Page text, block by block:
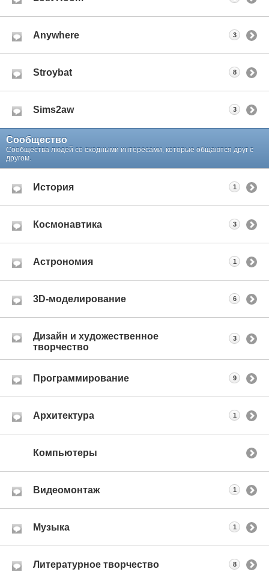
Anywhere 3
Stroybat 8
Sims2aw 3
Сообщество
Сообщества людей со сходными интересами, которые общаются друг с
другом.
История 1
Космонавтика 3
Астрономия 1
3D-моделирование 6
Дизайн и художественное
творчество
3
Программирование 9
Архитектура 1
Компьютеры
Видеомонтаж 1
Музыка 1
Литературное творчество 8